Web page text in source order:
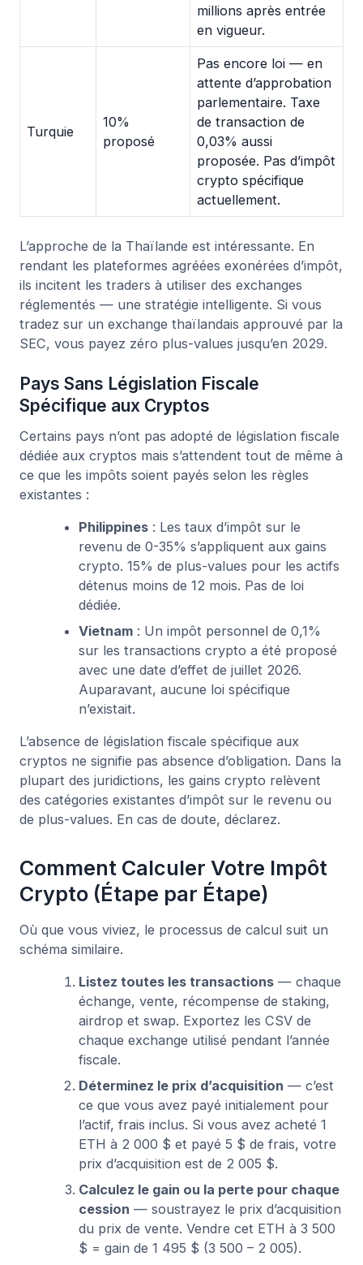
millions après entrée
en vigueur.
Turquie
10%
proposé
Pas encore loi — en
attente d’approbation
parlementaire. Taxe
de transaction de
0,03% aussi
proposée. Pas d’impôt
crypto spécifique
actuellement.
L’approche de la Thaïlande est intéressante. En
rendant les plateformes agréées exonérées d’impôt,
ils incitent les traders à utiliser des exchanges
réglementés — une stratégie intelligente. Si vous
tradez sur un exchange thaïlandais approuvé par la
SEC, vous payez zéro plus-values jusqu’en 2029.
Pays Sans Législation Fiscale
Spécifique aux Cryptos
Certains pays n’ont pas adopté de législation fiscale
dédiée aux cryptos mais s’attendent tout de même à
ce que les impôts soient payés selon les règles
existantes :
Philippines: Les taux d’impôt sur le
revenu de 0-35% s’appliquent aux gains
crypto. 15% de plus-values pour les actifs
détenus moins de 12 mois. Pas de loi
dédiée.
Vietnam: Un impôt personnel de 0,1%
sur les transactions crypto a été proposé
avec une date d’effet de juillet 2026.
Auparavant, aucune loi spécifique
n’existait.
L’absence de législation fiscale spécifique aux
cryptos ne signifie pas absence d’obligation. Dans la
plupart des juridictions, les gains crypto relèvent
des catégories existantes d’impôt sur le revenu ou
de plus-values. En cas de doute, déclarez.
Comment Calculer Votre Impôt
Crypto (Étape par Étape)
Où que vous viviez, le processus de calcul suit un
schéma similaire.
Listez toutes les transactions— chaque
échange, vente, récompense de staking,
airdrop et swap. Exportez les CSV de
chaque exchange utilisé pendant l’année
fiscale.
Déterminez le prix d’acquisition — c’est
ce que vous avez payé initialement pour
l’actif, frais inclus. Si vous avez acheté 1
ETH à 2 000 $ et payé 5 $ de frais, votre
prix d’acquisition est de 2 005 $.
Calculez le gain ou la perte pour chaque
cession — soustrayez le prix d’acquisition
du prix de vente. Vendre cet ETH à 3 500
$ = gain de 1 495 $ (3 500 – 2 005).